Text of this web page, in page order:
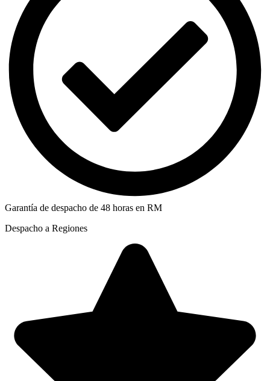
Garantía de despacho de 48 horas en RM
Despacho a Regiones